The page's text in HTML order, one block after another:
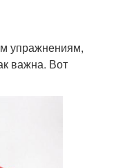
упражнениям,
важна. Вот